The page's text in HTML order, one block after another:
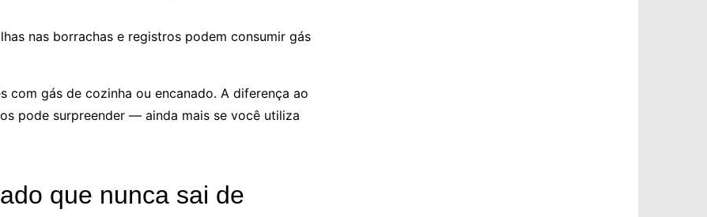
nas borrachas e registros podem consumir gás
com gás de cozinha ou encanado. A diferença ao
pode surpreender — ainda mais se você utiliza
que nunca sai de